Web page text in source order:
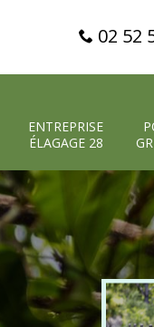
02 52
ENTREPRISE
ÉLAGAGE 28